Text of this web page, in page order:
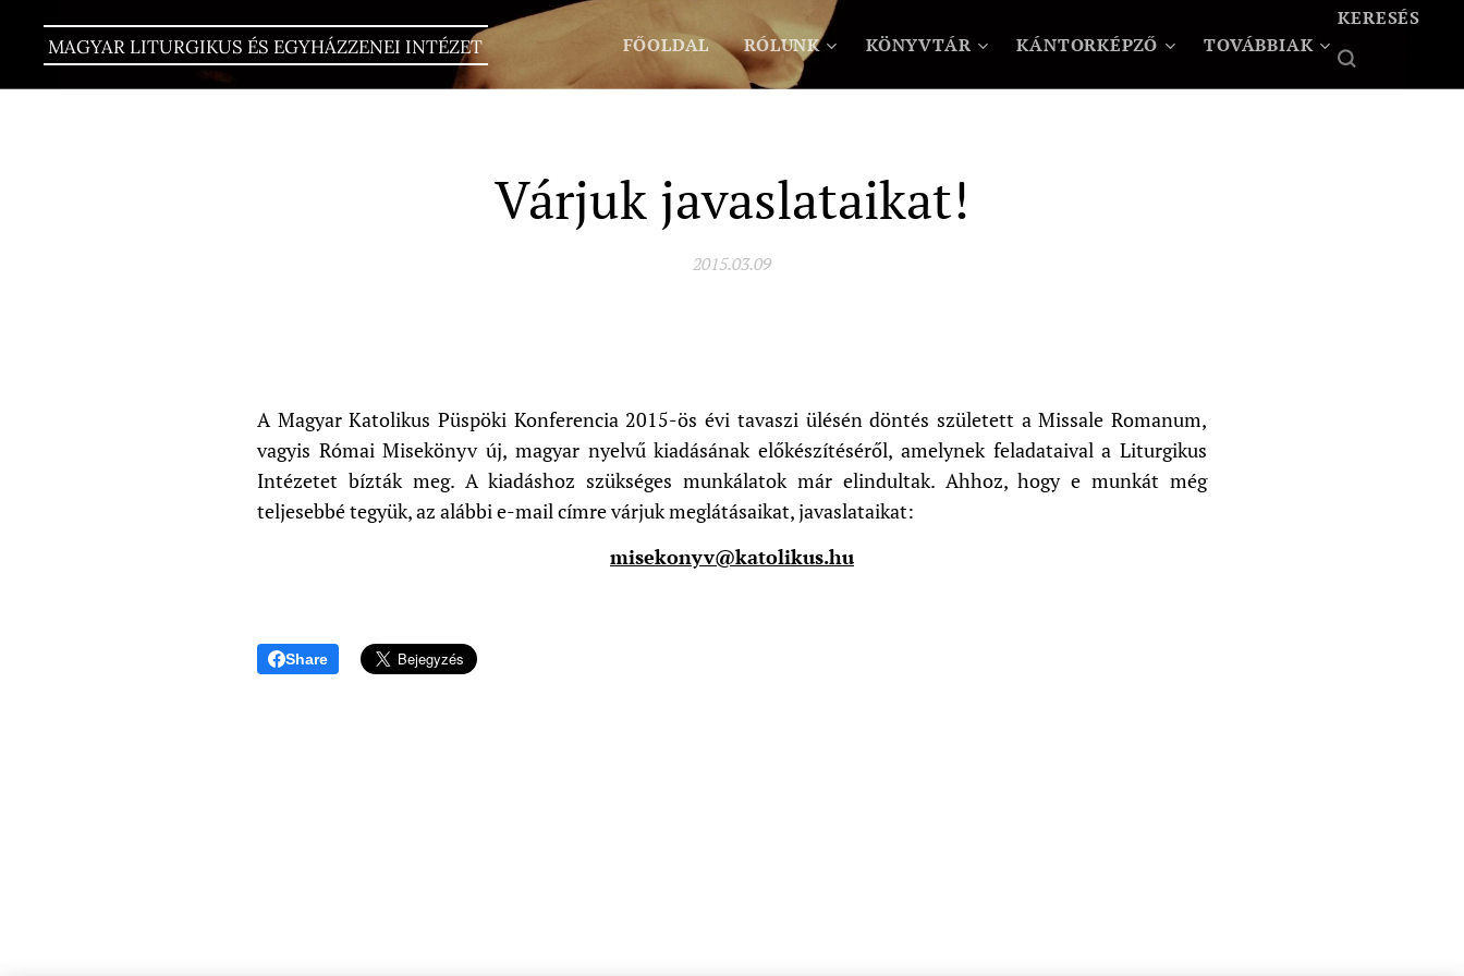
MAGYAR LITURGIKUS ÉS EGYHÁZZENEI INTÉZET FŐOLDAL RÓLUNK KÖNYVTÁR KÁNTORKÉPZŐ TOVÁBBIAK
KERESÉS
Várjuk javaslataikat!
2015.03.09
A Magyar Katolikus Püspöki Konferencia 2015-ös évi tavaszi ülésén döntés született a Missale Romanum,
vagyis Római Misekönyv új, magyar nyelvű kiadásának előkészítéséről, amelynek feladataival a Liturgikus
Intézetet bízták meg. A kiadáshoz szükséges munkálatok már elindultak. Ahhoz, hogy e munkát még
teljesebbé tegyük, az alábbi e-mail címre várjuk meglátásaikat, javaslataikat:
misekonyv@katolikus.hu
Share